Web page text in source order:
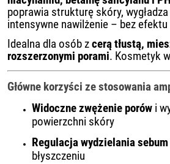
poprawia strukturę skóry,
intensywne nawilżenie – bez
Idealna dla osób zcerą tłustą,
rozszerzonymi porami. Kosmetyk
Główne korzyści ze stosowania
Widoczne zwężenie porów i
powierzchni skóry
Regulacja wydzielania sebum
błyszczeniu